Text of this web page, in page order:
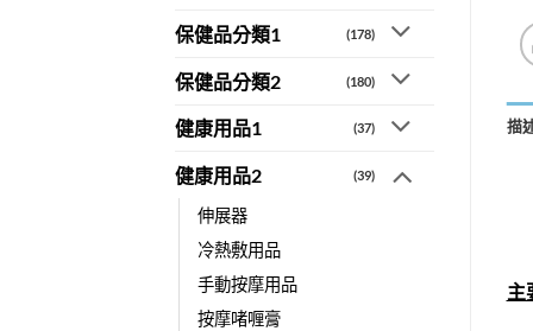
保健品分類1 (178)
保健品分類2 (180)
健康用品1 (37)
健康用品2 (39)
伸展器
冷熱敷用品
手動按摩用品
按摩啫喱膏
描
主